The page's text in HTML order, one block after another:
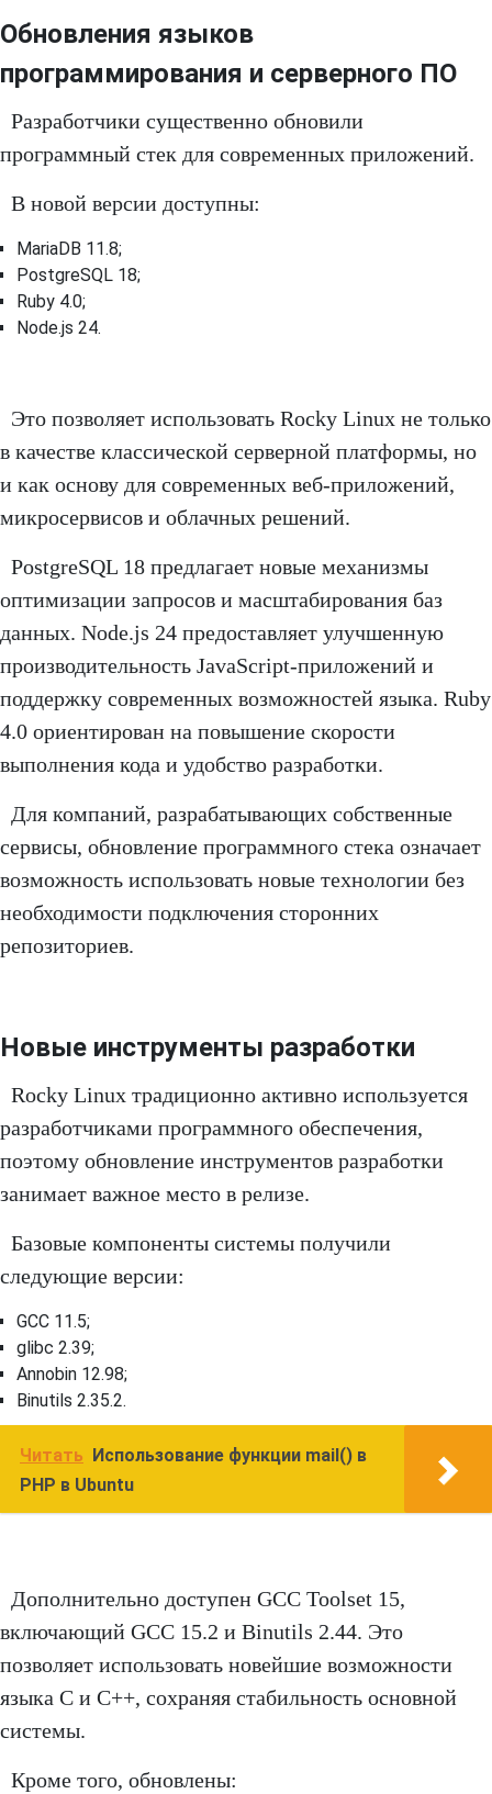
Обновления языков
программирования и серверного ПО
Разработчики существенно обновили
программный стек для современных приложений.
В новой версии доступны:
MariaDB 11.8;
PostgreSQL 18;
Ruby 4.0;
Node.js 24.
Это позволяет использовать Rocky Linux не только
в качестве классической серверной платформы, но
и как основу для современных веб-приложений,
микросервисов и облачных решений.
PostgreSQL 18 предлагает новые механизмы
оптимизации запросов и масштабирования баз
данных. Node.js 24 предоставляет улучшенную
производительность JavaScript-приложений и
поддержку современных возможностей языка. Ruby
4.0 ориентирован на повышение скорости
выполнения кода и удобство разработки.
Для компаний, разрабатывающих собственные
сервисы, обновление программного стека означает
возможность использовать новые технологии без
необходимости подключения сторонних
репозиториев.
Новые инструменты разработки
Rocky Linux традиционно активно используется
разработчиками программного обеспечения,
поэтому обновление инструментов разработки
занимает важное место в релизе.
Базовые компоненты системы получили
следующие версии:
GCC 11.5;
glibc 2.39;
Annobin 12.98;
Binutils 2.35.2.
Читать
Использование функции mail() в
PHP в Ubuntu
Дополнительно доступен GCC Toolset 15,
включающий GCC 15.2 и Binutils 2.44. Это
позволяет использовать новейшие возможности
языка C и C++, сохраняя стабильность основной
системы.
Кроме того, обновлены: